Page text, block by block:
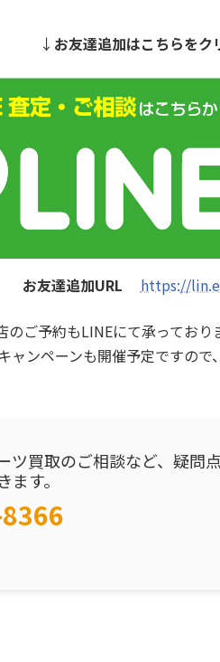
↓ お友達追加はこちらをク
お友達追加URL https://
ご予約もLINEにて承っており
ャンペーンも開催予定ですの
ツ買取のご相談など、疑問
す。